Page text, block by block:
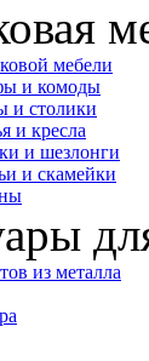
мебели
и комоды
и столики
и кресла
и шезлонги
и скамейки
из металла